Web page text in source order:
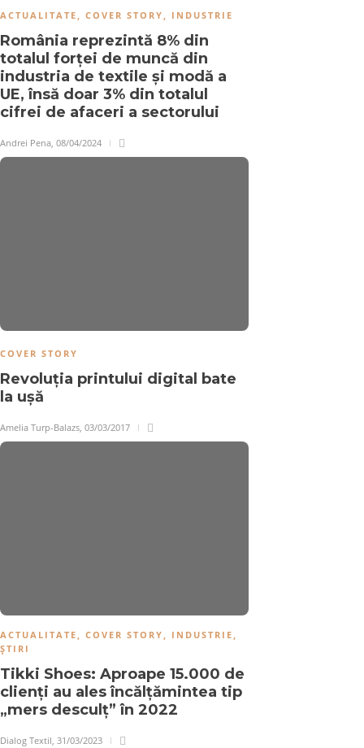
ACTUALITATE COVER STORY INDUSTRIE
România reprezintă 8% din
totalul forței de muncă din
industria de textile și modă a
UE, însă doar 3% din totalul
cifrei de afaceri a sectorului
Andrei Pena 08/04/2024
COVER STORY
Revoluția printului digital bate
la ușă
Amelia Turp-Balazs 03/03/2017
ACTUALITATE, COVER STORY, INDUSTRIE,
ȘTIRI
Tikki Shoes: Aproape 15.000 de
clienți au ales încălțămintea tip
„mers desculț” în 2022
Dialog Textil, 31/03/2023